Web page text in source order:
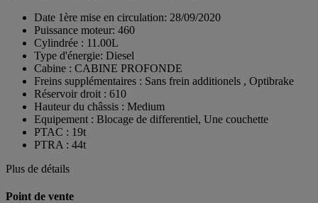
Date 1ère mise en circulation: 28/09/2020
Puissance moteur: 460
Cylindrée : 11.00L
Type d'énergie: Diesel
Cabine : CABINE PROFONDE
Freins supplémentaires : Sans frein additionels , Optibrake
Réservoir droit : 610
Hauteur du châssis : Medium
Equipement : Blocage de differentiel, Une couchette
PTAC : 19t
PTRA : 44t
Plus de détails
Point de vente